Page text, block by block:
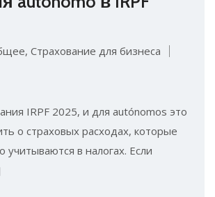
, Страхование для бизнеса
IRPF 2025, и для autónomos это
о страховых расходах, которые
учитываются в налогах. Если